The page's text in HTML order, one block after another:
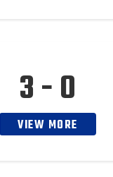
3 - 0
VIEW MORE